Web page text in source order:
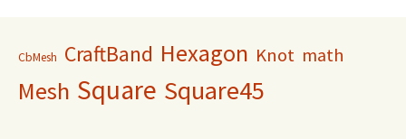
CbMesh CraftBand Hexagon Knot math
Mesh Square Square45